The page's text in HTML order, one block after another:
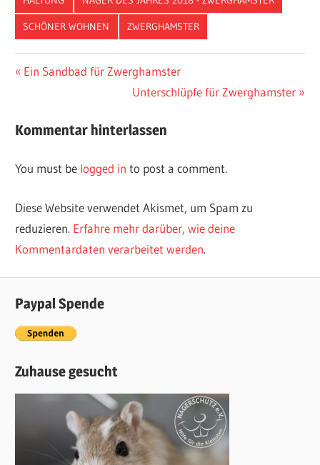
SCHÖNER WOHNEN ZWERGHAMSTER
navigation
Vorheriger
Ein Sandbad für Zwerghamster
Nächster
Unterschlüpfe für Zwerghamster
Kommentar hinterlassen
You must be logged in to post a comment.
Diese Website verwendet Akismet, um Spam zu
reduzieren. Erfahre mehr darüber, wie deine
Kommentardaten verarbeitet werden.
Paypal Spende
Zuhause gesucht